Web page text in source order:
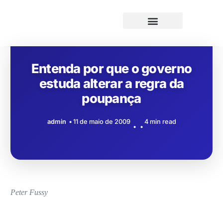
Entenda por que o governo
estuda alterar a regra da
poupança
admin 11 de maio de 2009 4 min read
Peter Fussy